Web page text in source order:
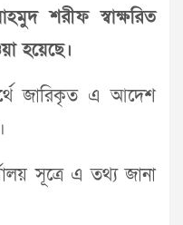
শরীফ স্বাক্ষরিত
হয়েছে।
জারিকৃত এ আদেশ
সূত্রে এ তথ্য জানা